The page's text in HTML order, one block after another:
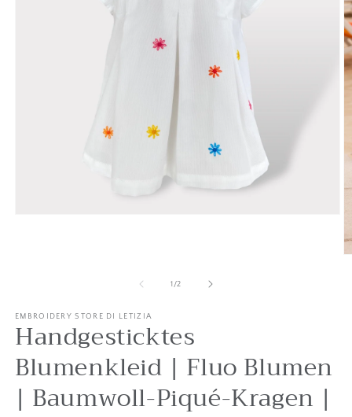
1 /von
2
EMBROIDERY STORE DI LETIZIA
Handgesticktes
Blumenkleid | Fluo Blumen
| Baumwoll-Piqué-Kragen |